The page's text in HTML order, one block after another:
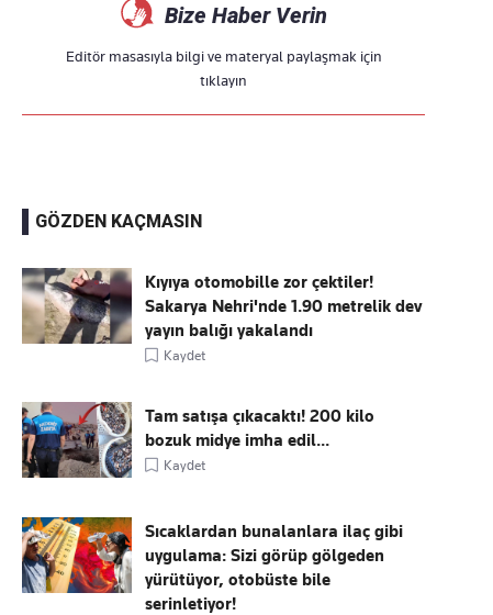
Bize Haber Verin
Editör masasıyla bilgi ve materyal paylaşmak için
tıklayın
GÖZDEN KAÇMASIN
Kıyıya otomobille zor çektiler!
Sakarya Nehri'nde 1.90 metrelik dev
yayın balığı yakalandı
Kaydet
Tam satışa çıkacaktı! 200 kilo
bozuk midye imha edil...
Kaydet
Sıcaklardan bunalanlara ilaç gibi
uygulama: Sizi görüp gölgeden
yürütüyor, otobüste bile
serinletiyor!